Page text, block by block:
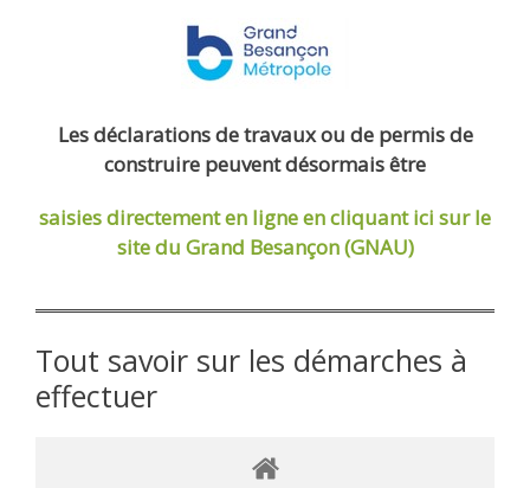
Les déclarations de travaux ou de permis de
construire peuvent désormais être
saisies directement en ligneen cliquant ici sur le
site du Grand Besançon (GNAU)
Tout savoir sur les démarches à
effectuer